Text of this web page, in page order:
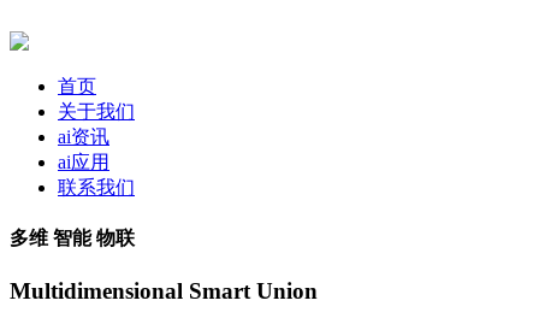
首页
关于我们
ai资讯
ai应用
联系我们
多维 智能 物联
Multidimensional Smart Union